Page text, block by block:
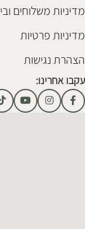
מדיניות משלוחים
מדיניות פרטיות
הצהרת נגישות
עקבו אחרינו: